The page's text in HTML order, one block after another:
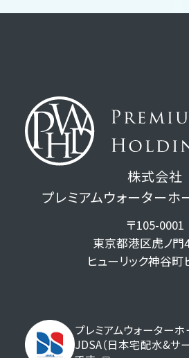
株式会社
プレミアムウォーターホ
〒105-0001
東京都港区虎ノ門
ヒューリック神谷町
プレミアムウォーターホ
JDSA（日本宅配水&サ